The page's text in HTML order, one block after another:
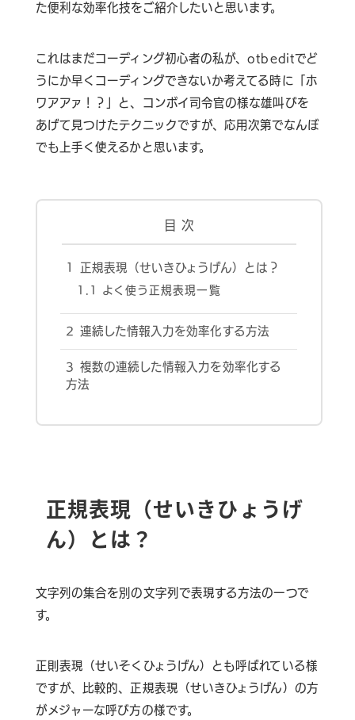
た便利な効率化技をご紹介したいと思います。
これはまだコーディング初心者の私が、otbeditでど
うにか早くコーディングできないか考えてる時に 「ホ
ワアアァ！？」
と、コンボイ司令官の様な雄叫びを
あげて見つけたテクニックですが、応用次第でなんぼ
でも上手く使えるかと思います。
目 次
1 正規表現（せいきひょうげん）とは？
1.1 よく使う正規表現一覧
2 連続した情報入力を効率化する方法
3 複数の連続した情報入力を効率化する
方法
正規表現（せいきひょうげ
ん）とは？
文字列の集合を別の文字列で表現する方法の一つで
す。
正則表現（せいそくひょうげん）とも呼ばれている様
ですが、比較的、正規表現（せいきひょうげん）の方
がメジャーな呼び方の様です。